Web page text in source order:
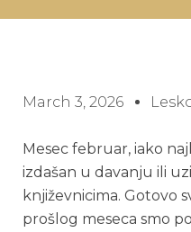
March 3, 2026
Mesec februar, iako
izdašan u davanju ili
književnicima. Gotovo
prošlog meseca smo